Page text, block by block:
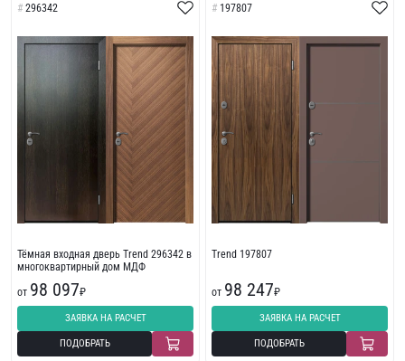
296342
Тёмная входная дверь Trend 296342 в
многоквартирный дом МДФ
от 98 097₽
ЗАЯВКА НА РАСЧЕТ
ПОДОБРАТЬ
197807
Trend 197807
от 98 247₽
ЗАЯВКА НА РАСЧЕТ
ПОДОБРАТЬ